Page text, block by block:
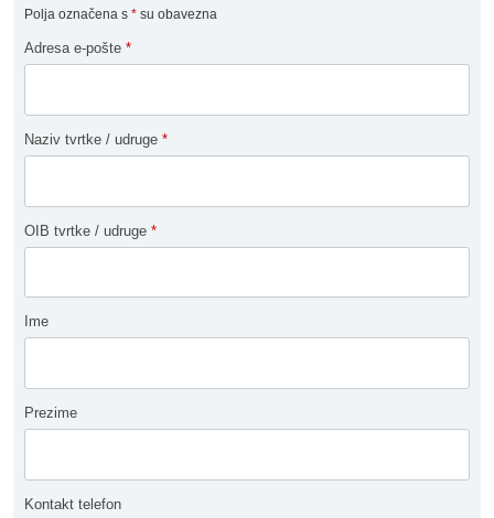
Polja označena s * su obavezna
Adresa e-pošte *
Naziv tvrtke / udruge *
OIB tvrtke / udruge *
Ime
Prezime
Kontakt telefon